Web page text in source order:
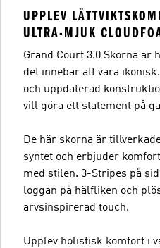
UPPLEV
ULTRA-MJUK
Grand Court 3.0 Skorna är
det innebär att vara
och uppdaterad
vill göra ett statement på
De här skorna är
syntet och erbjuder
med stilen. 3-Stripes på
loggan på hälfliken och
arvsinspirerad touch.
Upplev holistisk komfort i